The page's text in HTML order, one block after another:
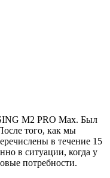
M2 PRO Max. Был
того, как мы
в течение 15
в ситуации, когда у
потребности.